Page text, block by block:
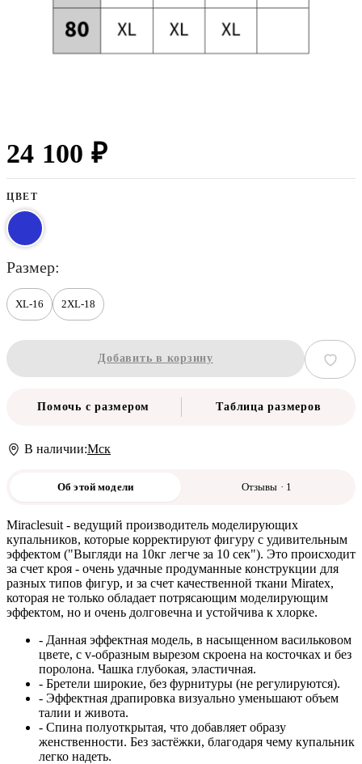
24 100 ₽
ЦВЕТ
размер
XL-16 2XL-18
Добавить в корзину
Помочь с размером Таблица размеров
В наличии:Мск
Об этой модели Отзывы · 1
Miraclesuit - ведущий производитель моделирующих
купальников, которые корректируют фигуру с удивительным
эффектом ("Выгляди на 10кг легче за 10 сек"). Это происходит
за счет кроя - очень удачные продуманные конструкции для
разных типов фигур, и за счет качественной ткани Miratex,
которая не только обладает потрясающим моделирующим
эффектом, но и очень долговечна и устойчива к хлорке.
- Данная эффектная модель, в насыщенном васильковом
цвете, с v-образным вырезом скроена на косточках и без
поролона. Чашка глубокая, эластичная.
- Бретели широкие, без фурнитуры (не регулируются).
- Эффектная драпировка визуально уменьшают объем
талии и живота.
- Спина полуоткрытая, что добавляет образу
женственности. Без застёжки, благодаря чему купальник
легко надеть.